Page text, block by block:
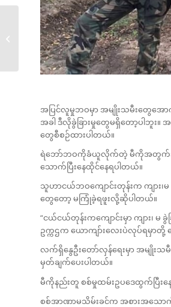
အပြင်လူမှုဘဝမှာ အမျိုးသမီးတွေအေ
အခါ ဒီလိုခွဲခြားမှုတွေမရှိတော့ပါဘူး
တွေစီစဉ်ထားပါတယ်။
ရဲဘော်ဘဝကိုခံယူလိုက်တဲ့ မီကိုအတွက်အကြီ
သောက်ပြီးနေထိုင်နေရပါတယ်။
သူဟာငယ်ဘဝကျောင်းတုန်းက ကျား၊
တွေတော့ မကြုံခဲ့ရဖူးလို့ဆိုပါတယ်။
“ငယ်ငယ်တုန်းကကျောင်းမှာ ကျား၊
ဥက္ကဌက ယောကျာ်းလေးပဲလုပ်ရမှာ
လက်ရှိနွေဦးတော်လှန်ရေးမှာ အမျိုး
မှတ်ချက်ပေးပါတယ်။
မီကိုနည်းတူ စစ်မှုထမ်းဥပဒေထွက်ပြီ
စစ်အာဏာမသိမ်းခင်က အစားအသေ
သန္ဓေတားဆေးများ
ဈေးနှုန်းမြင့်တက်လာမှု
ကြောင့်...